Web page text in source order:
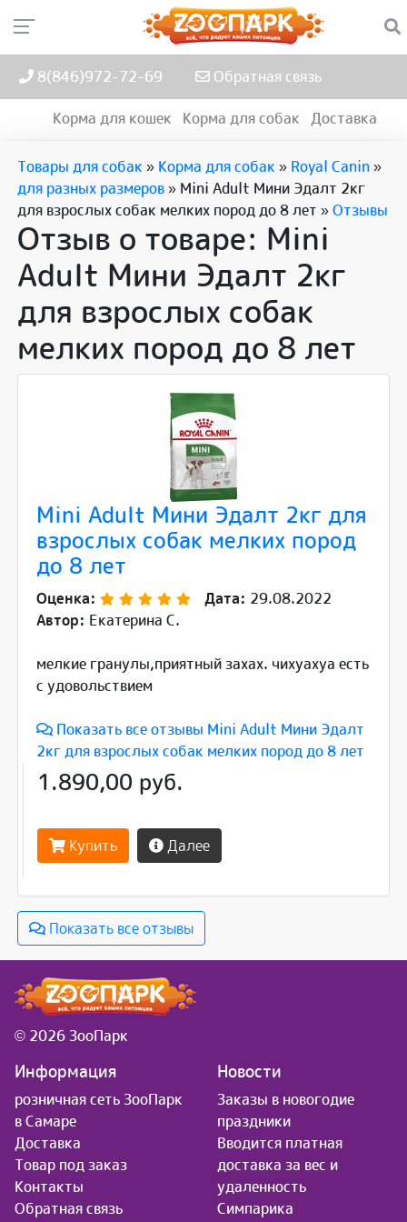
8(846)972-72-69 Обратная связь
Корма для кошек Корма для собак Доставка
Товары для собак » Корма для собак » Royal Canin»
для разных размеров» Mini Adult Мини Эдалт 2кг
для взрослых собак мелких пород до 8 лет »Отзывы
Отзыв о товаре: Mini
Adult Мини Эдалт 2кг
для взрослых собак
мелких пород до 8 лет
Mini Adult Мини Эдалт 2кг для
взрослых собак мелких пород
до 8 лет
Оценка: Дата: 29.08.2022
Автор: Екатерина С.
мелкие гранулы,приятный захах. чихуахуа есть
с удовольствием
Показать все отзывы Mini Adult Мини Эдалт
2кг для взрослых собак мелких пород до 8 лет
1.890,00 руб.
Купить Далее
Показать все отзывы
© 2026 ЗооПарк
Информация
розничная сеть ЗооПарк
в Самаре
Доставка
Товар под заказ
Контакты
Обратная связь
Новости
Заказы в новогодие
праздники
Вводится платная
доставка за вес и
удаленность
Симпарика